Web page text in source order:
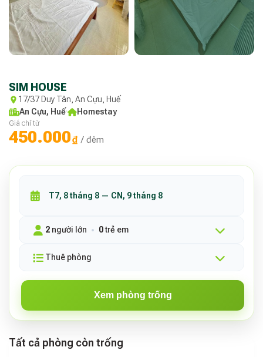
SIM HOUSE
17/37 Duy Tân, An Cựu, Huế
An Cựu, Huế· Homestay
Giá chỉ từ
450.000₫ / đêm
2 người lớn 0trẻ em
Thuê phòng
Xem phòng trống
Tất cả phòng còn trống